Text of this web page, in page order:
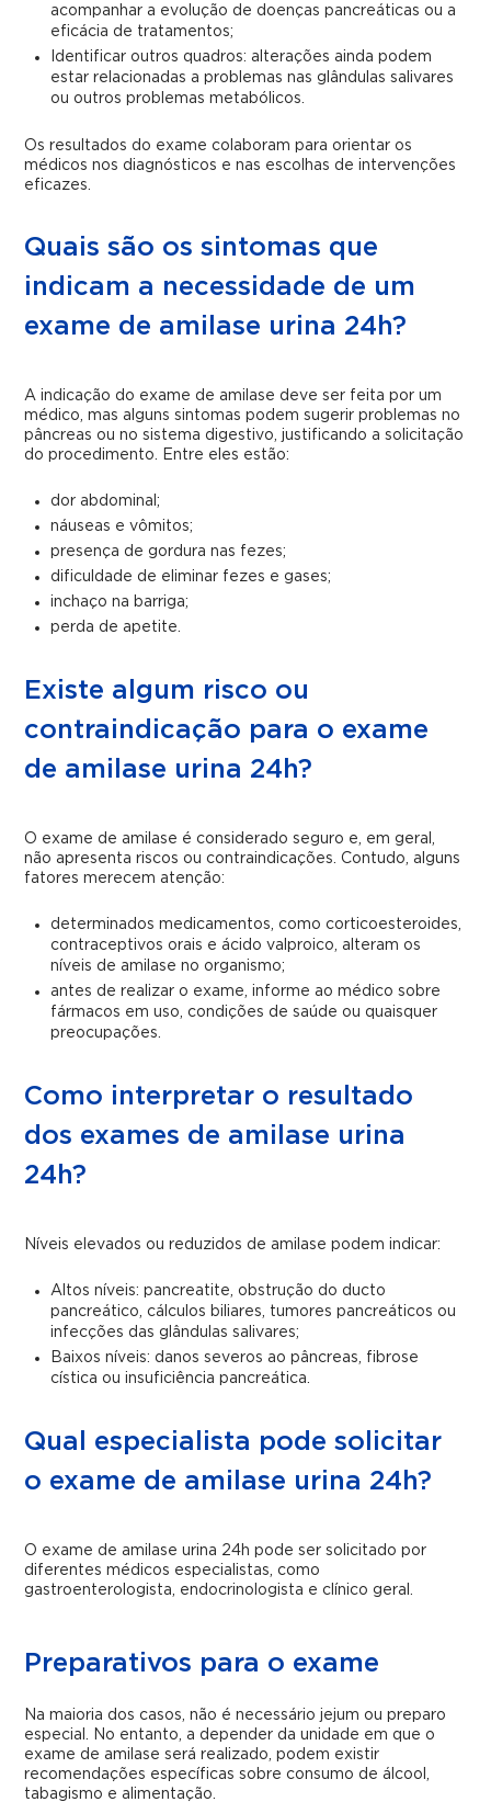
acompanhar a evolução de doenças pancreáticas ou a
eficácia de tratamentos;
Identificar outros quadros: alterações ainda podem
estar relacionadas a problemas nas glândulas salivares
ou outros problemas metabólicos.
Os resultados do exame colaboram para orientar os
médicos nos diagnósticos e nas escolhas de intervenções
eficazes.
Quais são os sintomas que
indicam a necessidade de um
exame de amilase urina 24h?
A indicação do exame de amilase deve ser feita por um
médico, mas alguns sintomas podem sugerir problemas no
pâncreas ou no sistema digestivo, justificando a solicitação
do procedimento. Entre eles estão:
dor abdominal;
náuseas e vômitos;
presença de gordura nas fezes;
dificuldade de eliminar fezes e gases;
inchaço na barriga;
perda de apetite.
Existe algum risco ou
contraindicação para o exame
de amilase urina 24h?
O exame de amilase é considerado seguro e, em geral,
não apresenta riscos ou contraindicações. Contudo, alguns
fatores merecem atenção:
determinados medicamentos, como corticoesteroides,
contraceptivos orais e ácido valproico, alteram os
níveis de amilase no organismo;
antes de realizar o exame, informe ao médico sobre
fármacos em uso, condições de saúde ou quaisquer
preocupações.
Como interpretar o resultado
dos exames de amilase urina
24h?
Níveis elevados ou reduzidos de amilase podem indicar:
Altos níveis: pancreatite, obstrução do ducto
pancreático, cálculos biliares, tumores pancreáticos ou
infecções das glândulas salivares;
Baixos níveis: danos severos ao pâncreas, fibrose
cística ou insuficiência pancreática.
Qual especialista pode solicitar
o exame de amilase urina 24h?
O exame de amilase urina 24h pode ser solicitado por
diferentes médicos especialistas, como
gastroenterologista, endocrinologista e clínico geral.
Preparativos para o exame
Na maioria dos casos, não é necessário jejum ou preparo
especial. No entanto, a depender da unidade em que o
exame de amilase será realizado, podem existir
recomendações específicas sobre consumo de álcool,
tabagismo e alimentação.